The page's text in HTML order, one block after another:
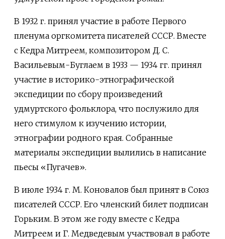
В 1932 г. принял участие в работе Первого
пленума оргкомитета писателей СССР. Вместе
с Кедра Митреем, композитором Д. С.
Васильевым-Буглаем в 1933 — 1934 гг. принял
участие в историко-этнографической
экспедиции по сбору произведений
удмуртского фольклора, что послужило для
него стимулом к изучению истории,
этнографии родного края. Собранные
материалы экспедиции вылились в написание
пьесы «Пугачев».
В июле 1934 г. М. Коновалов был принят в Союз
писателей СССР. Его членский билет подписан
Горьким. В этом же году вместе с Кедра
Митреем и Г. Медведевым участвовал в работе